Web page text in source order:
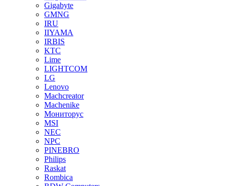
Gigabyte
GMNG
IRU
IIYAMA
IRBIS
KTC
Lime
LIGHTCOM
LG
Lenovo
Machcreator
Machenike
Мониторус
MSI
NEC
NPC
PINEBRO
Philips
Raskat
Rombica